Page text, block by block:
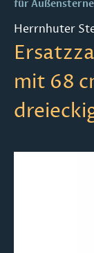
für
Herrnhuter
mit 68